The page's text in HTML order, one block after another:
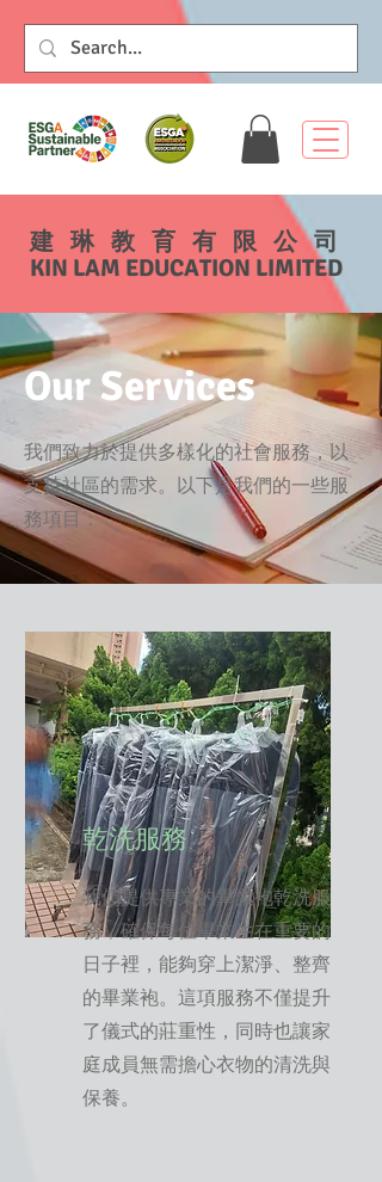
​建琳教育有限公司
KIN LAM EDUCATION LIMITED
Our Services
我們致力於提供多樣化的社會服務，以
支持社區的需求。以下是我們的一些服
務項目：
​乾洗服務
我們提供專業的畢業袍乾洗服
務，確保每位畢業生在重要的
日子裡，能夠穿上潔淨、整齊
的畢業袍。這項服務不僅提升
了儀式的莊重性，同時也讓家
庭成員無需擔心衣物的清洗與
保養。